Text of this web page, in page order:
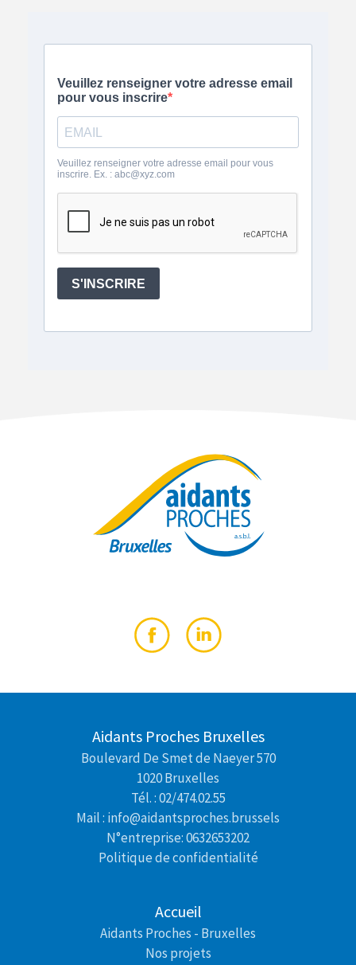
Aidants Proches Bruxelles
Boulevard De Smet de Naeyer 570
1020 Bruxelles
Tél. : 02/474.02.55
Mail : info@aidantsproches.brussels
N°entreprise: 0632653202
Politique de confidentialité
Accueil
Aidants Proches - Bruxelles
Nos projets